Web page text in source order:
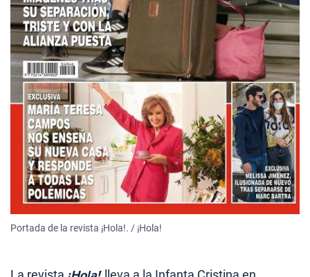
Portada de la revista ¡Hola!. / ¡Hola!